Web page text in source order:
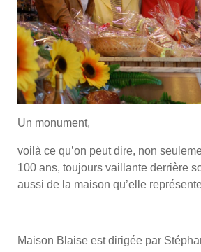
Un monument,
voilà ce qu’on peut dire, non
100 ans, toujours vaillante derrière
aussi de la maison qu’elle
Maison Blaise est dirigée par